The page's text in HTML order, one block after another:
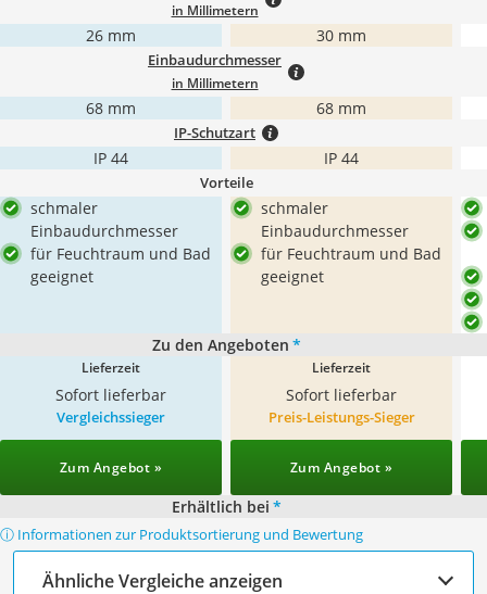
in Millimetern
26 mm 30 mm
Einbaudurchmesser
in Millimetern
68 mm 68 mm
IP-Schutzart
IP 44 IP 44
Vorteile
schmaler
Einbaudurchmesser
für Feuchtraum und Bad
geeignet
schmaler
Einbaudurchmesser
für Feuchtraum und Bad
geeignet
Zu den Angeboten *
Lieferzeit
Sofort lieferbar
Lieferzeit
Sofort lieferbar
Vergleichssieger
Zum Angebot »
Preis-Leistungs-Sieger
Zum Angebot »
Erhältlich bei *
ⓘ Informationen zur Produktsortierung und Bewertung
Ähnliche Vergleiche anzeigen